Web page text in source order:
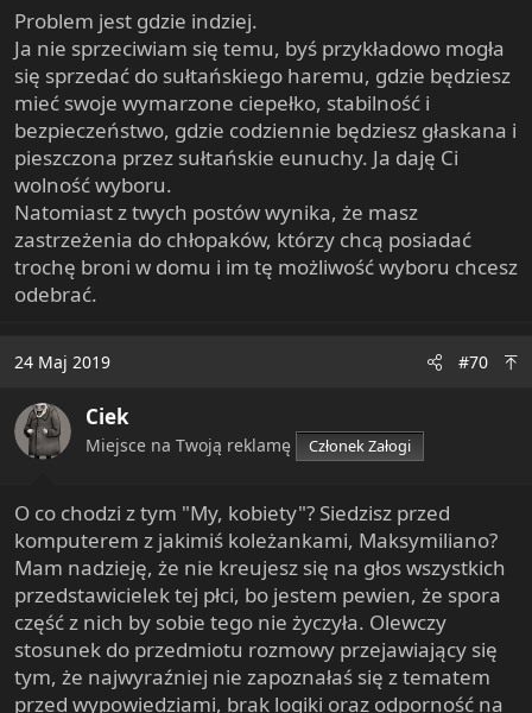
Problem jest gdzie indziej.
Ja nie sprzeciwiam się temu, byś przykładowo mogła
się sprzedać do sułtańskiego haremu, gdzie będziesz
mieć swoje wymarzone ciepełko, stabilność i
bezpieczeństwo, gdzie codziennie będziesz głaskana i
pieszczona przez sułtańskie eunuchy. Ja daję Ci
wolność wyboru.
Natomiast z twych postów wynika, że masz
zastrzeżenia do chłopaków, którzy chcą posiadać
trochę broni w domu i im tę możliwość wyboru chcesz
odebrać.
24 Maj 2019 #70
Ciek
Miejsce na Twoją reklamę Członek Załogi
O co chodzi z tym "My, kobiety"? Siedzisz przed
komputerem z jakimiś koleżankami, Maksymiliano?
Mam nadzieję, że nie kreujesz się na głos wszystkich
przedstawicielek tej płci, bo jestem pewien, że spora
część z nich by sobie tego nie życzyła. Olewczy
stosunek do przedmiotu rozmowy przejawiający się
tym, że najwyraźniej nie zapoznałaś się z tematem
przed wypowiedziami, brak logiki oraz odporność na